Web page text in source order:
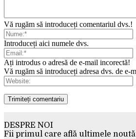
Vă rugăm să introduceți comentariul dvs.!
Introduceți aici numele dvs.
Ați introdus o adresă de e-mail incorectă!
Vă rugăm să introduceți adresa dvs. de e-
DESPRE NOI
Fii primul care află ultimele